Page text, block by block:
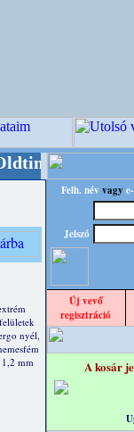
nyél,
mm
Felh. név vagy
Jelszó
Új vevő
regisztráció
A kosár